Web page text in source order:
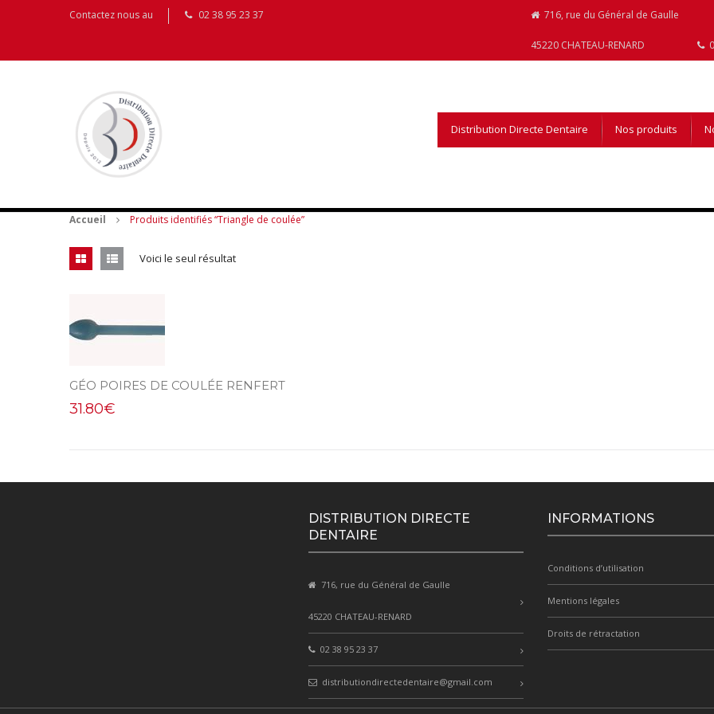
Contactez nous au 02 38 95 23 37 716, rue du Général de Gaulle
45220 CHATEAU-RENARD
Distribution Directe Dentaire Nos produits
Accueil Produits identifiés “Triangle de coulée”
Voici le seul résultat
GÉO POIRES DE COULÉE RENFERT
31.80€
DISTRIBUTION DIRECTE
DENTAIRE
716, rue du Général de Gaulle
45220 CHATEAU-RENARD
02 38 95 23 37
distributiondirectedentaire@gmail.com
INFORMATIONS
Conditions d’utilisation
Mentions légales
Droits de rétractation